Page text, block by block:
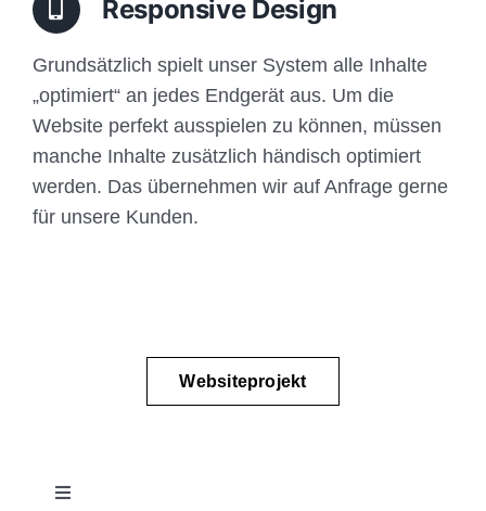
Responsive Design
Grundsätzlich spielt unser System alle Inhalte
„optimiert“ an jedes Endgerät aus. Um die
Website perfekt ausspielen zu können, müssen
manche Inhalte zusätzlich händisch optimiert
werden. Das übernehmen wir auf Anfrage gerne
für unsere Kunden.
Websiteprojekt
Toggle